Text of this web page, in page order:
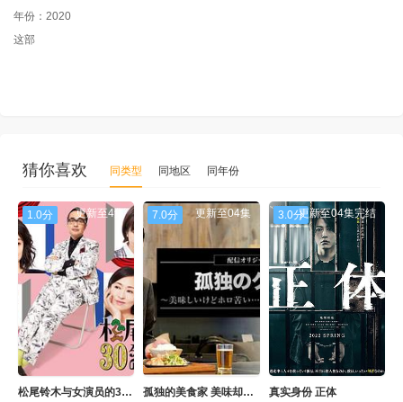
年份：2020
这部
猜你喜欢 同类型 同地区 同年份
1.0分 更新至4集
松尾铃木与女演员的30分钟第二季
7.0分 更新至04集
孤独的美食家 美味却苦涩 井之头五郎的灾难
3.0分更新至04集完结
真实身份 正体